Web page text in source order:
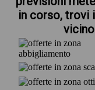
in corso, trovi